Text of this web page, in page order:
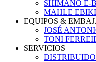
SHIMANO E-
MAHLE
EQUIPOS &
JOSÉ
TONI
SERVICIOS